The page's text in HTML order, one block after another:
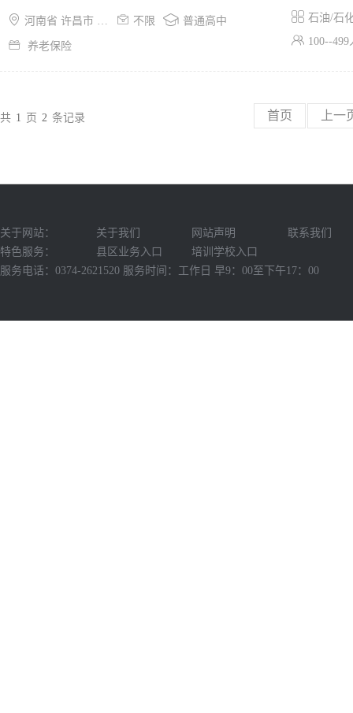
 河南省 许昌市 许昌县  不限  普通高中
 养老保险
 石油/石
 100--499
共 1 页 2 条记录 首页 上一
关于网站： 关于我们 网站声明
联系我们
特色服务：
县区业务入口
培训学校入口
服务电话：0374-2621520 服务时间：工作日 早9：00至下午17：00